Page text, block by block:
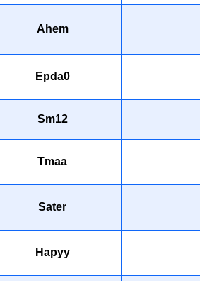
Ahem
Epda0
Sm12
Tmaa
Sater
Hapyy